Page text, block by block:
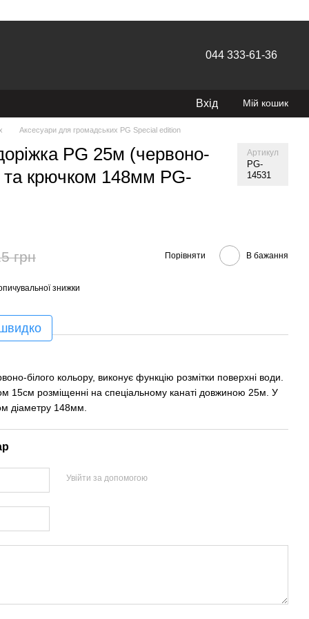
044 333-61-36
Вхід Мій кошик
Аксесуари для громадських PG Special edition
PG 25м (червоно-
та крючком 148мм PG-
Артикул
PG-
14531
грн Порівняти В бажання
знижки
білого кольору, виконує функцію розмітки поверхні води.
15см розміщенні на спеціальному канаті довжиною 25м. У
діаметру 148мм.
Увійти за допомогою